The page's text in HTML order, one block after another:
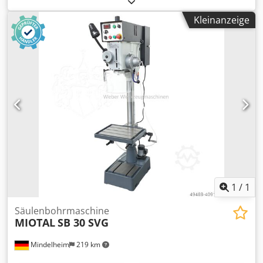
Ausladung: 260 mm Abstand Spindel/Tisch: 90 bis 840 mm
Tischflaeche: 500 x 365 mm Saeulendurchmesser: 110 mm
Gesamthoehe: 1.855 mm Gewicht: 250 kg Motor
polumschaltbar: 0,8/1,5 kW Spindeldrehzahlen stufenlos
Bereich A: 80 - 1.440 min-1 Bereich B: 180 - 3.200 min-1
Digitalanzeige fuer Drehzahl serienmaessig.
Kleinanzeige
1 / 1
Mindelheim 219 km
Säulenbohrmaschine
MIOTALSB 30 SVG